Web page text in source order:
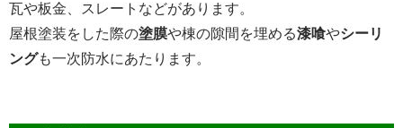
瓦や板金、スレートなどがあります。
屋根塗装をした際の塗膜や棟の隙間を埋める漆喰やシーリ
ングも一次防水にあたります。